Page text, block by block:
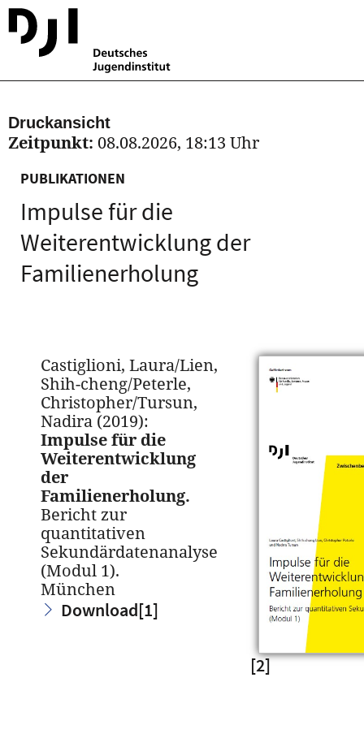
Druckansicht
Zeitpunkt: 08.08.2026, 18:13 Uhr
PUBLIKATIONEN
Impulse für die
Weiterentwicklung der
Familienerholung
Castiglioni, Laura/Lien,
Shih-cheng/Peterle,
Christopher/Tursun,
Nadira (2019):
Impulse für die
Weiterentwicklung
der
Familienerholung.
Bericht zur
quantitativen
Sekundärdatenanalyse
(Modul 1).
München
Download[1]
[2]